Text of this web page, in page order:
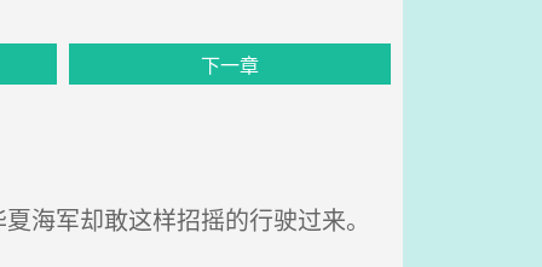
下一章
军却敢这样招摇的行驶过来。